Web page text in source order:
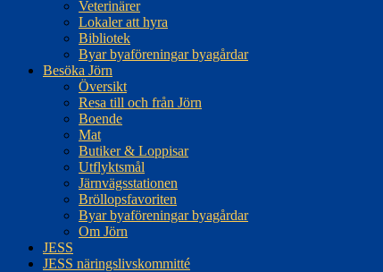
Veterinärer
Lokaler att hyra
Bibliotek
Byar byaföreningar byagårdar
Besöka Jörn
Översikt
Resa till och från Jörn
Boende
Mat
Butiker & Loppisar
Utflyktsmål
Järnvägsstationen
Bröllopsfavoriten
Byar byaföreningar byagårdar
Om Jörn
JESS
JESS näringslivskommitté